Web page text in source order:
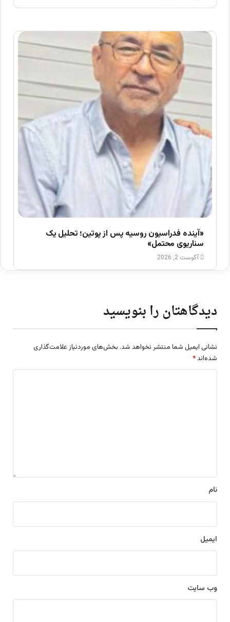
«آینده فدراسیون روسیه پس از پوتین؛ تحلیل یک
سناریوی محتمل»
آگوست 2, 2026
دیدگاهتان را بنویسید
نشانی ایمیل شما منتشر نخواهد شد. بخش‌های موردنیاز علامت‌گذاری
شده‌اند *
نام
ایمیل
وب‌ سایت